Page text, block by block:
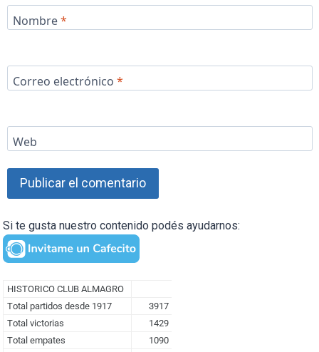
Nombre*
Correo electrónico *
Web
Si te gusta nuestro contenido podés ayudarnos: